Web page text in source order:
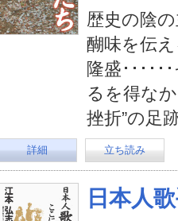
歴史の陰
醐味を伝
隆盛･････
るを得な
挫折”の足
詳細 立ち読み
日本人